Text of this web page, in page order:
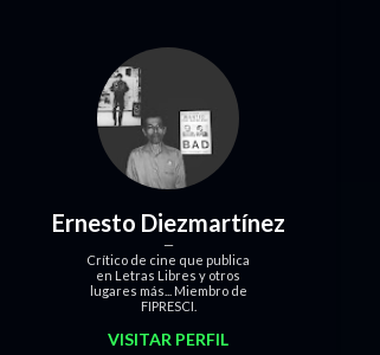
Ernesto Diezmartínez
Crítico de cine que publica
en Letras Libres y otros
lugares más... Miembro de
FIPRESCI.
VISITAR PERFIL